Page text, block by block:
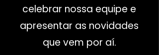
celebrar nossa equipe e
apresentar as novidades
que vem por aí.